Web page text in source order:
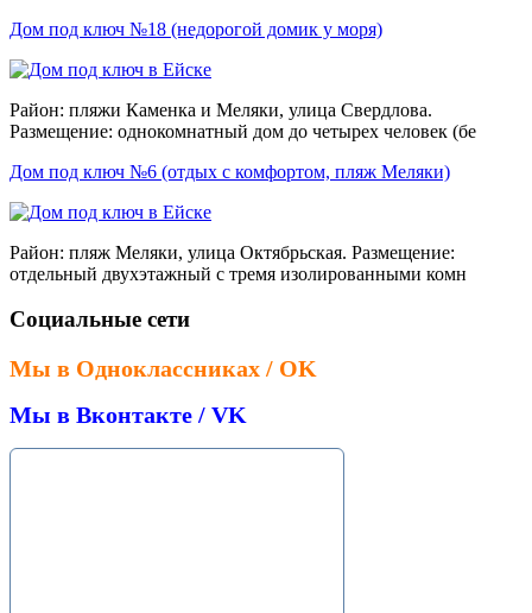
Дом под ключ №18 (недорогой домик у моря)
Район: пляжи Каменка и Меляки, улица Свердлова.
Размещение: однокомнатный дом до четырех человек (бе
Дом под ключ №6 (отдых с комфортом, пляж Меляки)
Район: пляж Меляки, улица Октябрьская. Размещение:
отдельный двухэтажный с тремя изолированными комн
Социальные сети
Мы в Одноклассниках / OK
Мы в Вконтакте / VK